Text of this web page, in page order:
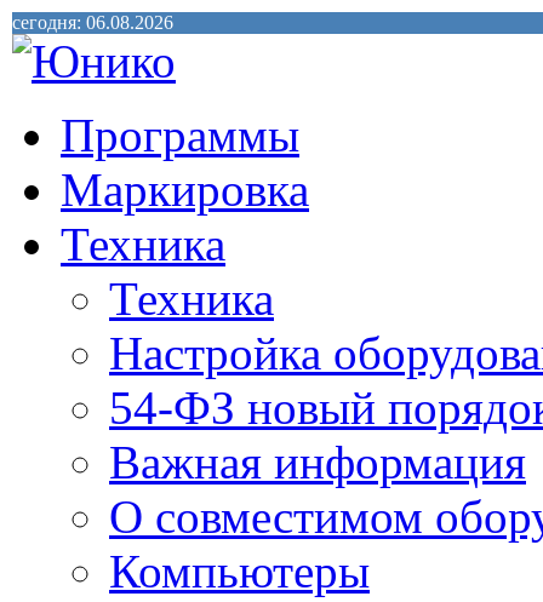
сегодня: 06.08.2026
Программы
Маркировка
Техника
Техника
Настройка
54-ФЗ новый
Важная информация
О совместимом
Компьютеры